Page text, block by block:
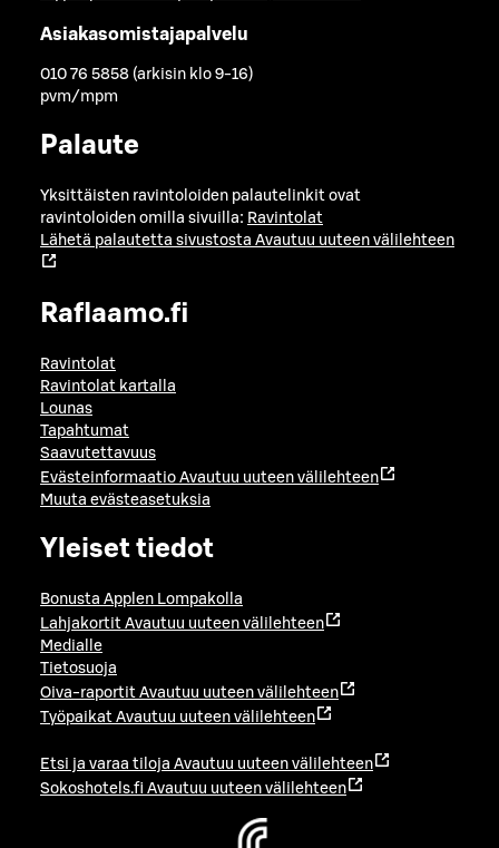
Asiakasomistajapalvelu
010 76 5858 (arkisin klo 9-16)
pvm/mpm
Palaute
Yksittäisten ravintoloiden palautelinkit ovat
ravintoloiden omilla sivuilla: Ravintolat
Lähetä palautetta sivustosta Avautuu uuteen välilehteen
Raflaamo.fi
Ravintolat
Ravintolat kartalla
Lounas
Tapahtumat
Saavutettavuus
Evästeinformaatio Avautuu uuteen välilehteen
Muuta evästeasetuksia
Yleiset tiedot
Bonusta Applen Lompakolla
Lahjakortit Avautuu uuteen välilehteen
Medialle
Tietosuoja
Oiva-raportit Avautuu uuteen välilehteen
Työpaikat Avautuu uuteen välilehteen
Etsi ja varaa tiloja Avautuu uuteen välilehteen
Sokoshotels.fi Avautuu uuteen välilehteen